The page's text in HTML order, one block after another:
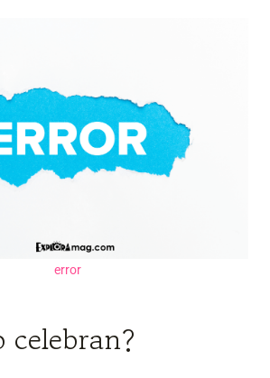
error
celebran?